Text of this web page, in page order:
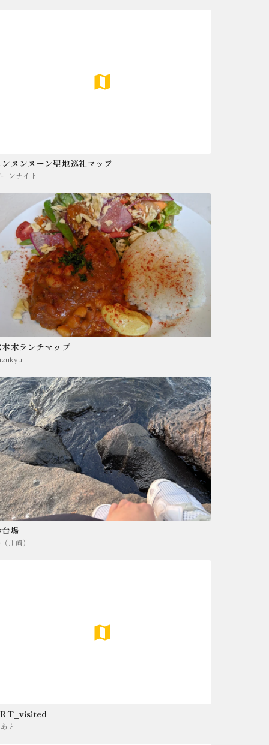
ンヌンヌーン聖地巡礼マップ
ンナイト
本木ランチマップ
場
川﨑）
と